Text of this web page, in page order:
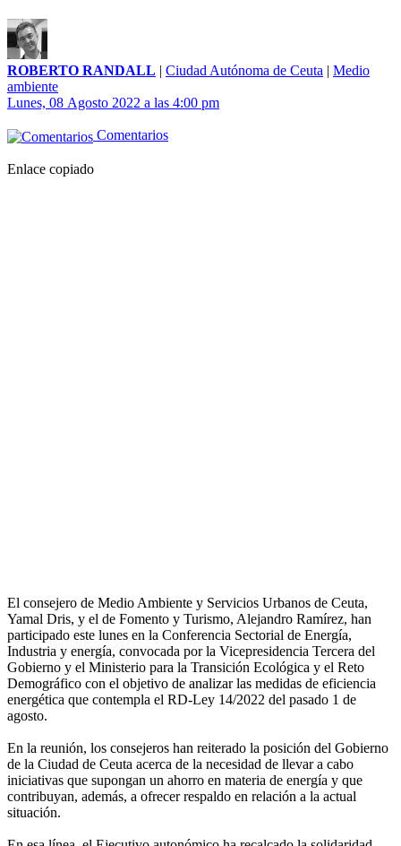
ROBERTO RANDALL | Ciudad Autónoma de Ceuta | Medio
ambiente
Lunes, 08 Agosto 2022 a las 4:00 pm
Comentarios
Enlace copiado
El consejero de Medio Ambiente y Servicios Urbanos de Ceuta,
Yamal Dris, y el de Fomento y Turismo, Alejandro Ramírez, han
participado este lunes en la Conferencia Sectorial de Energía,
Industria y energía, convocada por la Vicepresidencia Tercera del
Gobierno y el Ministerio para la Transición Ecológica y el Reto
Demográfico con el objetivo de analizar las medidas de eficiencia
energética que contempla el RD-Ley 14/2022 del pasado 1 de
agosto.
En la reunión, los consejeros han reiterado la posición del Gobierno
de la Ciudad de Ceuta acerca de la necesidad de llevar a cabo
iniciativas que supongan un ahorro en materia de energía y que
contribuyan, además, a ofrecer respaldo en relación a la actual
situación.